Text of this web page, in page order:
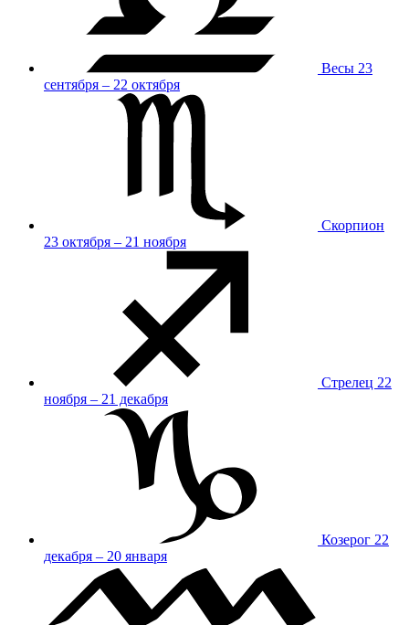
Весы 23
сентября – 22 октября
Скорпион
23 октября – 21 ноября
Стрелец 22
ноября – 21 декабря
Козерог 22
декабря – 20 января